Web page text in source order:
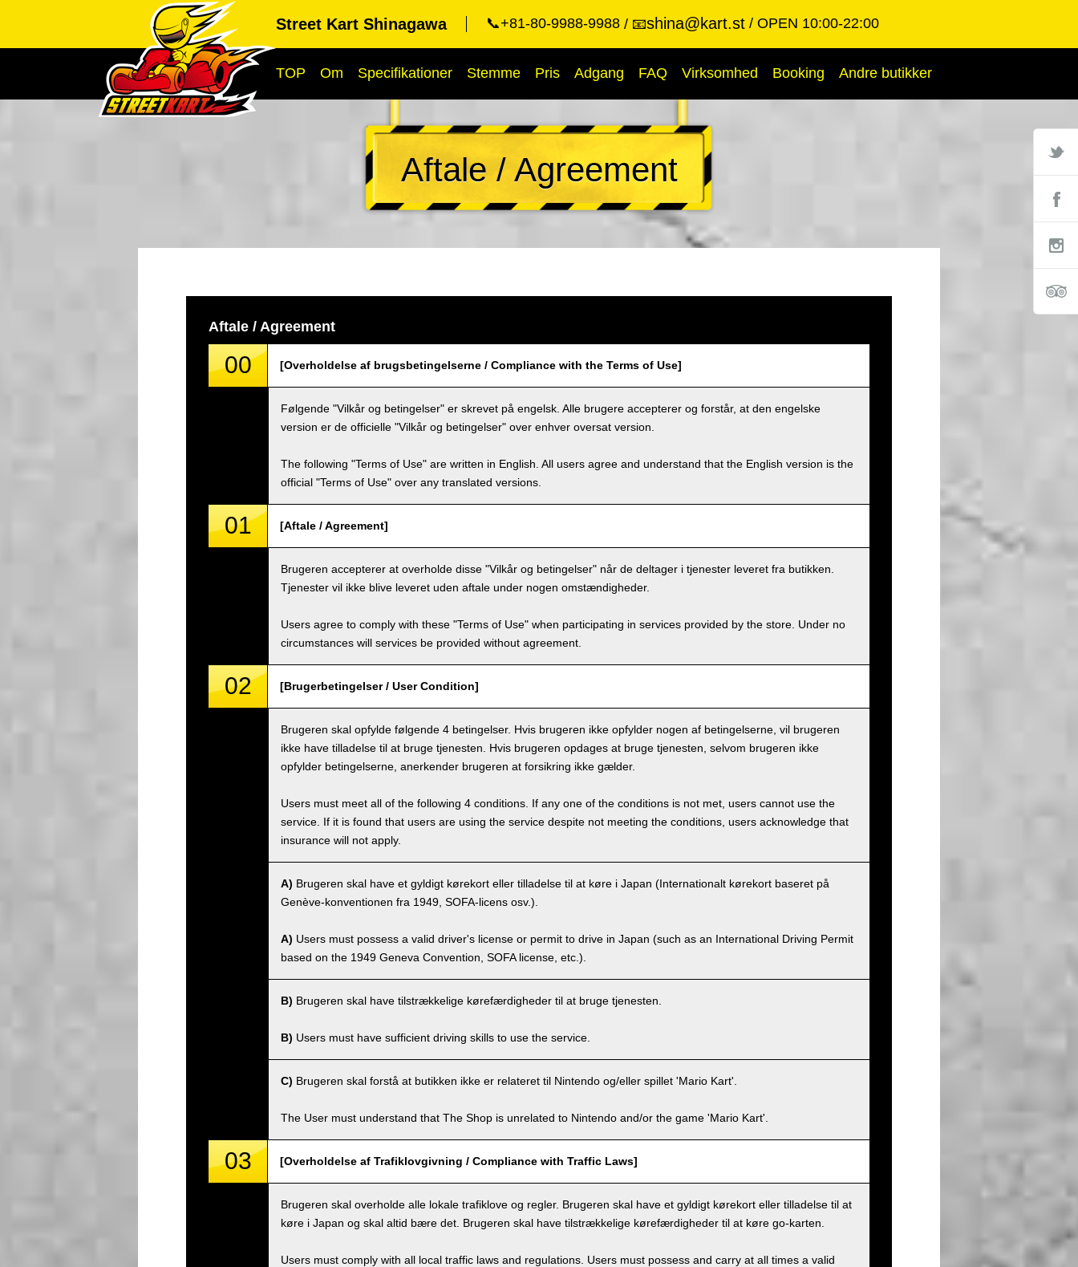
Street Kart Shinagawa 📞+81-80-9988-9988 📧shina@kart.st OPEN 10:00-22:00
TOP Om Specifikationer Stemme Pris Adgang FAQ Virksomhed Booking Andre butikker
Aftale / Agreement
Aftale / Agreement
00 [Overholdelse af brugsbetingelserne / Compliance with the Terms of Use]
Følgende "Vilkår og betingelser" er skrevet på engelsk. Alle brugere accepterer og forstår, at den engelske
version er de officielle "Vilkår og betingelser" over enhver oversat version.
The following "Terms of Use" are written in English. All users agree and understand that the English version is the
official "Terms of Use" over any translated versions.
01 [Aftale / Agreement]
Brugeren accepterer at overholde disse "Vilkår og betingelser" når de deltager i tjenester leveret fra butikken.
Tjenester vil ikke blive leveret uden aftale under nogen omstændigheder.
Users agree to comply with these "Terms of Use" when participating in services provided by the store. Under no
circumstances will services be provided without agreement.
02 [Brugerbetingelser / User Condition]
Brugeren skal opfylde følgende 4 betingelser. Hvis brugeren ikke opfylder nogen af betingelserne, vil brugeren
ikke have tilladelse til at bruge tjenesten. Hvis brugeren opdages at bruge tjenesten, selvom brugeren ikke
opfylder betingelserne, anerkender brugeren at forsikring ikke gælder.
Users must meet all of the following 4 conditions. If any one of the conditions is not met, users cannot use the
service. If it is found that users are using the service despite not meeting the conditions, users acknowledge that
insurance will not apply.
A) Brugeren skal have et gyldigt kørekort eller tilladelse til at køre i Japan (Internationalt kørekort baseret på
Genève-konventionen fra 1949, SOFA-licens osv.).
A) Users must possess a valid driver's license or permit to drive in Japan (such as an International Driving Permit
based on the 1949 Geneva Convention, SOFA license, etc.).
B) Brugeren skal have tilstrækkelige kørefærdigheder til at bruge tjenesten.
B) Users must have sufficient driving skills to use the service.
C) Brugeren skal forstå at butikken ikke er relateret til Nintendo og/eller spillet 'Mario Kart'.
The User must understand that The Shop is unrelated to Nintendo and/or the game 'Mario Kart'.
03 [Overholdelse af Trafiklovgivning / Compliance with Traffic Laws]
Brugeren skal overholde alle lokale trafiklove og regler. Brugeren skal have et gyldigt kørekort eller tilladelse til at
køre i Japan og skal altid bære det. Brugeren skal have tilstrækkelige kørefærdigheder til at køre go-karten.
Users must comply with all local traffic laws and regulations. Users must possess and carry at all times a valid